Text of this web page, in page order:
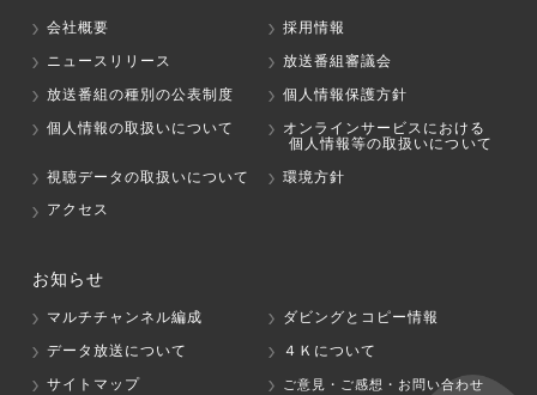
会社概要
採用情報
ニュースリリース
放送番組審議会
放送番組の種別の公表制度
個人情報保護方針
個人情報の取扱いについて
オンラインサービスにおける
個人情報等の取扱いについて
視聴データの取扱いについて
環境方針
アクセス
お知らせ
マルチチャンネル編成
ダビングとコピー情報
データ放送について
４Ｋについて
サイトマップ
ご意見・ご感想・お問い合わせ